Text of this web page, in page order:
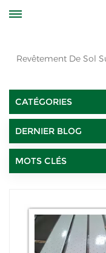
Revêtement De Sol
CATÉGORIES
DERNIER BLOG
MOTS CLÉS